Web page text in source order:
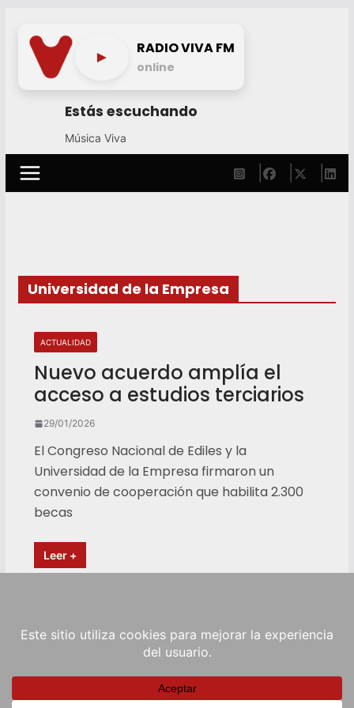
content
► RADIO VIVA FM
online
Estás escuchando
Música Viva
Universidad de la Empresa
ACTUALIDAD
Nuevo acuerdo amplía el
acceso a estudios terciarios
29/01/2026
El Congreso Nacional de Ediles y la
Universidad de la Empresa firmaron un
convenio de cooperación que habilita 2.300
becas
Leer +
RadioViva FM. Powered by